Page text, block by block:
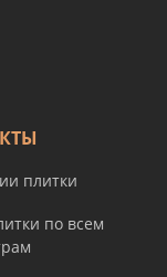
плитки
по всем